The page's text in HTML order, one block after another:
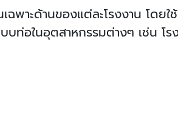
ฉพาะด้านของแต่ละโรงงาน โดยใ
ท่อในอุตสาหกรรมต่างๆ เช่น โร